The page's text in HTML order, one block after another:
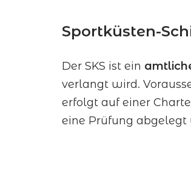
Sportküsten-
Der SKS ist ein
verlangt wird.
erfolgt auf einer
eine Prüfung abgelegt